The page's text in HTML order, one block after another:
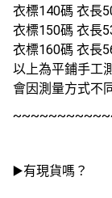
衣標140碼 衣長
衣標150碼 衣長
衣標160碼 衣長
以上為平鋪手工
會因測量方式不
▶️有現貨嗎？